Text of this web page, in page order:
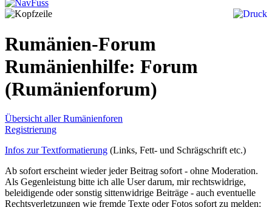
Rumänien-Forum
Rumänienhilfe: Forum
(Rumänienforum)
Übersicht aller Rumänienforen
Registrierung
Infos zur Textformatierung (Links, Fett- und Schrägschrift etc.)
Ab sofort erscheint wieder jeder Beitrag sofort - ohne Moderation.
Als Gegenleistung bitte ich alle User darum, mir rechtswidrige,
beleidigende oder sonstig sittenwidrige Beiträge - auch eventuelle
Rechtsverletzungen wie fremde Texte oder Fotos sofort zu melden: